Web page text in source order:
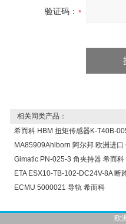
验证码：
相关同类产品：
希而科 HBM 扭矩传感器K-T40B-
MA85909Ahlborn 阿尔邦 欧洲进口
Gimatic PN-025-3 角夹持器 希而科
ETA ESX10-TB-102-DC24V-8A 断
ECMU 5000021 导轨 希而科
欧